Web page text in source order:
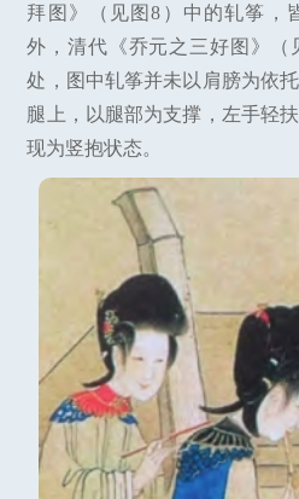
拜图》（见图8）中的轧筝，
外，清代《乔元之三好图》（
处，图中轧筝并未以肩膀为依
腿上，以腿部为支撑，左手轻
现为竖抱状态。